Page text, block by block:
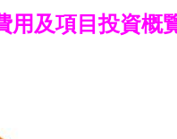
用及項目投資概